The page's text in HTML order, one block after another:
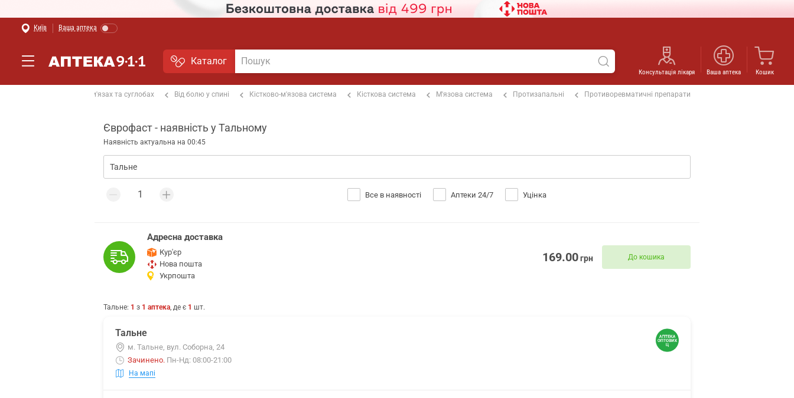
Київ Ваша аптека
Каталог
Консультація лікаря Ваша аптека Кошик
Від болю в м'язах та суглобах Від болю у спині Кістково-м'язова система Кісткова система М'язова система Протизапальні Противоревматичні препарати
Єврофаст - наявність у Тальному
Наявність актуальна на 00:45
Все в наявності Аптеки 24/7 Уцінка
Адресна доставка
Кур'єр
Нова пошта
Укрпошта
169.00грн До кошика
Тальне: 1 з 1 аптека, де є 1 шт.
Тальне
м. Тальне, вул. Соборна, 24
Зачинено. Пн-Нд: 08:00-21:00
На мапі